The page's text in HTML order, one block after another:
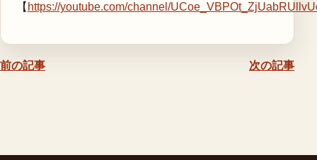
【 https://youtube.com/channel/
前の記事 次の記事